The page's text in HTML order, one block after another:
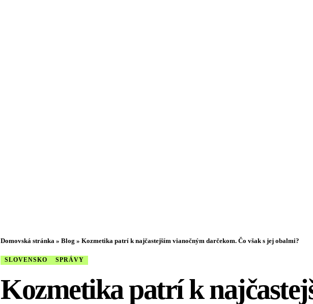
Domovská stránka » Blog » Kozmetika patrí k najčastejším vianočným darčekom. Čo však s jej obalmi?
SLOVENSKO SPRÁVY
Kozmetika patrí k